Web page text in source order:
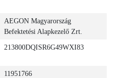
AEGON Magyarország
Befektetési Alapkezelő Zrt.
213800DQISR6G49WXI83
11951766